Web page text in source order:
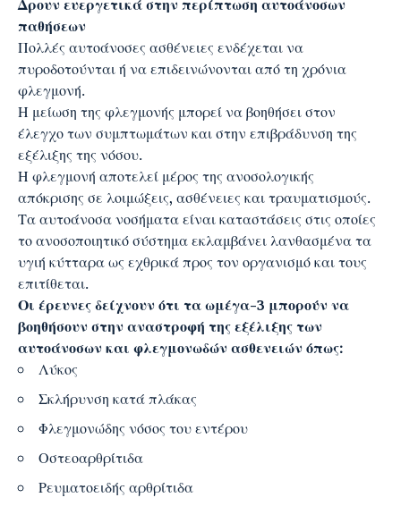
Δρουν ευεργετικά στην περίπτωση αυτοάνοσων
παθήσεων
Πολλές αυτοάνοσες ασθένειες ενδέχεται να
πυροδοτούνται ή να επιδεινώνονται από τη χρόνια
φλεγμονή.
Η μείωση της φλεγμονής μπορεί να βοηθήσει στον
έλεγχο των συμπτωμάτων και στην επιβράδυνση της
εξέλιξης της νόσου.
Η φλεγμονή αποτελεί μέρος της ανοσολογικής
απόκρισης σε λοιμώξεις, ασθένειες και τραυματισμούς.
Τα αυτοάνοσα νοσήματα είναι καταστάσεις στις οποίες
το ανοσοποιητικό σύστημα εκλαμβάνει λανθασμένα τα
υγιή κύτταρα ως εχθρικά προς τον οργανισμό και τους
επιτίθεται.
Οι έρευνες δείχνουν ότι τα ωμέγα-3 μπορούν να
βοηθήσουν στην αναστροφή της εξέλιξης των
αυτοάνοσων και φλεγμονωδών ασθενειών όπως:
Λύκος
Σκλήρυνση κατά πλάκας
Φλεγμονώδης νόσος του εντέρου
Οστεοαρθρίτιδα
Ρευματοειδής αρθρίτιδα